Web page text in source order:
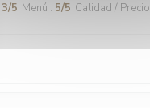
3/5 Menú : 5/5 Calidad / Precio